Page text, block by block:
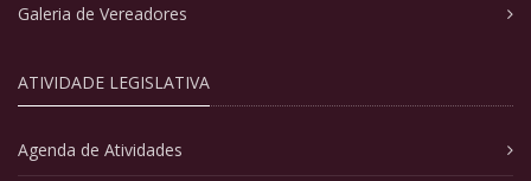
Galeria de Vereadores
ATIVIDADE LEGISLATIVA
Agenda de Atividades